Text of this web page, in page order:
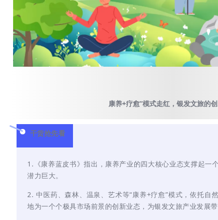
康养+疗愈”模式走红，银发文旅的
干货抢先看
1.《康养蓝皮书》指出，康养产业的四大核心业态支撑起一
潜力巨大。
2. 中医药、森林、温泉、艺术等“康养+疗愈”模式，依托自
地为一个个极具市场前景的创新业态，为银发文旅产业发展